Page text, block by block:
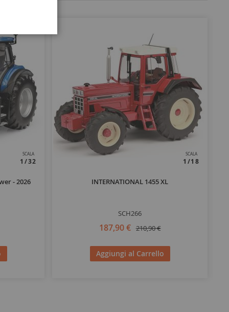
SCALA
1/32
- 2026
SCALA
1/18
INTERNATIONAL 1455 XL
SCH266
187,90 € 210,90 €
Aggiungi al Carrello